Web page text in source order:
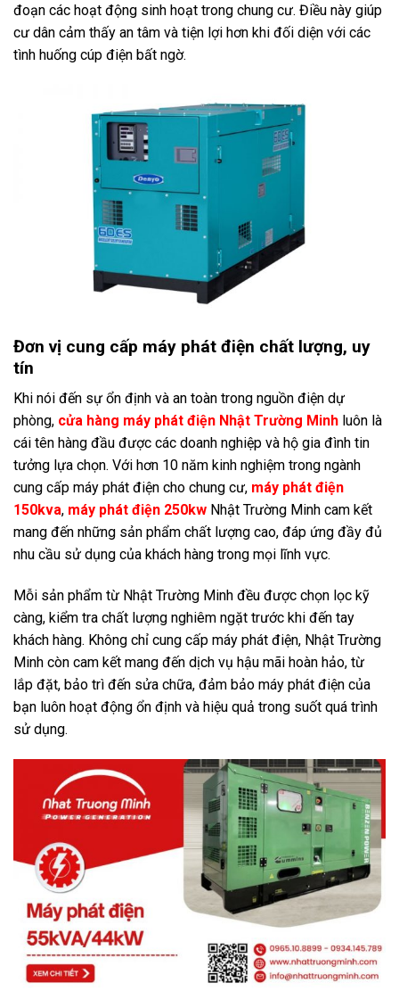
đoạn các hoạt động sinh hoạt trong chung cư. Điều này giúp
cư dân cảm thấy an tâm và tiện lợi hơn khi đối diện với các
tình huống cúp điện bất ngờ.
Đơn vị cung cấp máy phát điện chất lượng, uy
tín
Khi nói đến sự ổn định và an toàn trong nguồn điện dự
phòng, cửa hàng máy phát điện Nhật Trường Minh luôn là
cái tên hàng đầu được các doanh nghiệp và hộ gia đình tin
tưởng lựa chọn. Với hơn 10 năm kinh nghiệm trong ngành
cung cấp máy phát điện cho chung cư, máy phát điện
150kva, máy phát điện 250kw Nhật Trường Minh cam kết
mang đến những sản phẩm chất lượng cao, đáp ứng đầy đủ
nhu cầu sử dụng của khách hàng trong mọi lĩnh vực.
Mỗi sản phẩm từ Nhật Trường Minh đều được chọn lọc kỹ
càng, kiểm tra chất lượng nghiêm ngặt trước khi đến tay
khách hàng. Không chỉ cung cấp máy phát điện, Nhật Trường
Minh còn cam kết mang đến dịch vụ hậu mãi hoàn hảo, từ
lắp đặt, bảo trì đến sửa chữa, đảm bảo máy phát điện của
bạn luôn hoạt động ổn định và hiệu quả trong suốt quá trình
sử dụng.